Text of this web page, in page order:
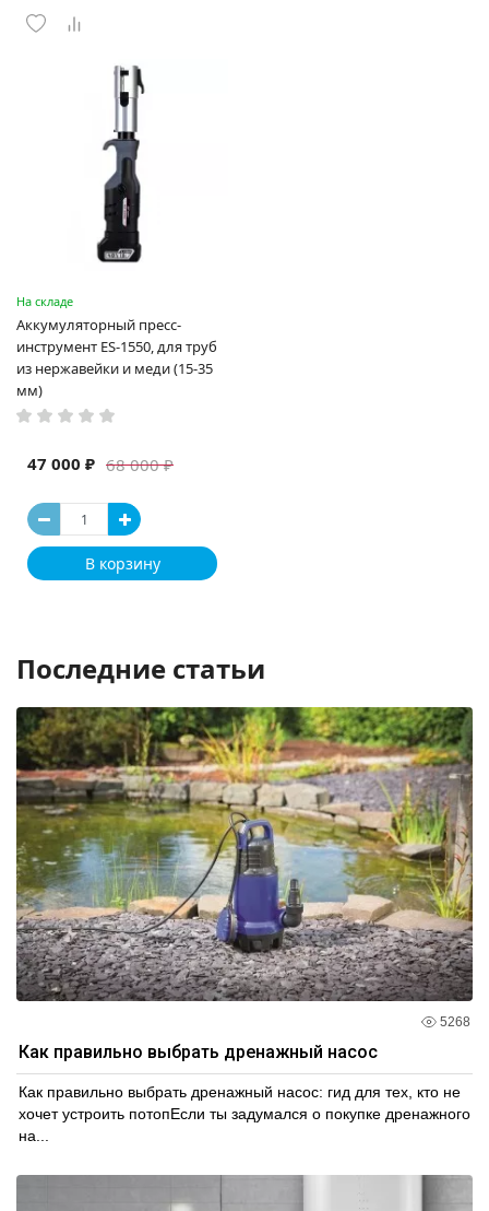
На складе
Аккумуляторный пресс-
инструмент ES-1550, для труб
из нержавейки и меди (15-35
мм)
68 000 ₽
47 000 ₽
В корзину
Последние статьи
5268
Как правильно выбрать дренажный насос
Как правильно выбрать дренажный насос: гид для тех, кто не
хочет устроить потопЕсли ты задумался о покупке дренажного
на...